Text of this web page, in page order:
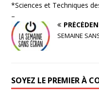
*Sciences et Techniques
–
SEMAINE
SOYEZ LE PREMIER À